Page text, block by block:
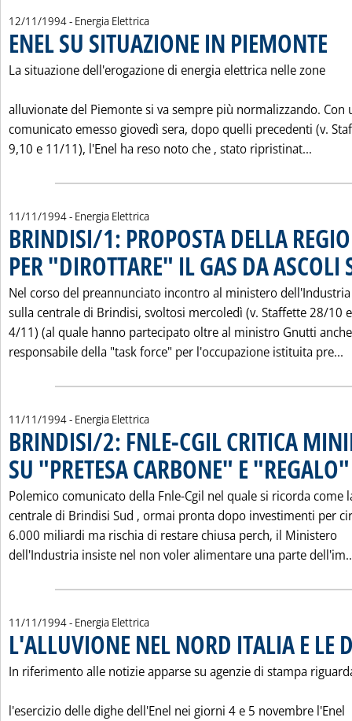
12/11/1994- Energia Elettrica
ENEL SU SITUAZIONE IN PIEMONTE
La situazione dell'erogazione di energia elettrica nelle zone
alluvionate del Piemonte si va sempre più normalizzando. Con
comunicato emesso giovedì sera, dopo quelli precedenti (v.
9,10 e 11/11), l'Enel ha reso noto che ‚ stato ripristinat...
11/11/1994- Energia Elettrica
BRINDISI/1: PROPOSTA DELLA
PER "DIROTTARE" IL GAS DA ASCOLI
Nel corso del preannunciato incontro al ministero dell'Industria
sulla centrale di Brindisi, svoltosi mercoledì (v. Staffette 28/10 e
4/11) (al quale hanno partecipato oltre al ministro Gnutti
responsabile della "task force" per l'occupazione istituita pre...
11/11/1994- Energia Elettrica
BRINDISI/2: FNLE-CGIL CRITICA
SU "PRETESA CARBONE" E
Polemico comunicato della Fnle-Cgil nel quale si ricorda come
centrale di Brindisi Sud ‚ ormai pronta dopo investimenti per
6.000 miliardi ma rischia di restare chiusa perch‚ il Ministero
dell'Industria insiste nel non voler alimentare una parte
11/11/1994- Energia Elettrica
L'ALLUVIONE NEL NORD ITALIA E LE
In riferimento alle notizie apparse su agenzie di stampa
l'esercizio delle dighe dell'Enel nei giorni 4 e 5 novembre l'Enel